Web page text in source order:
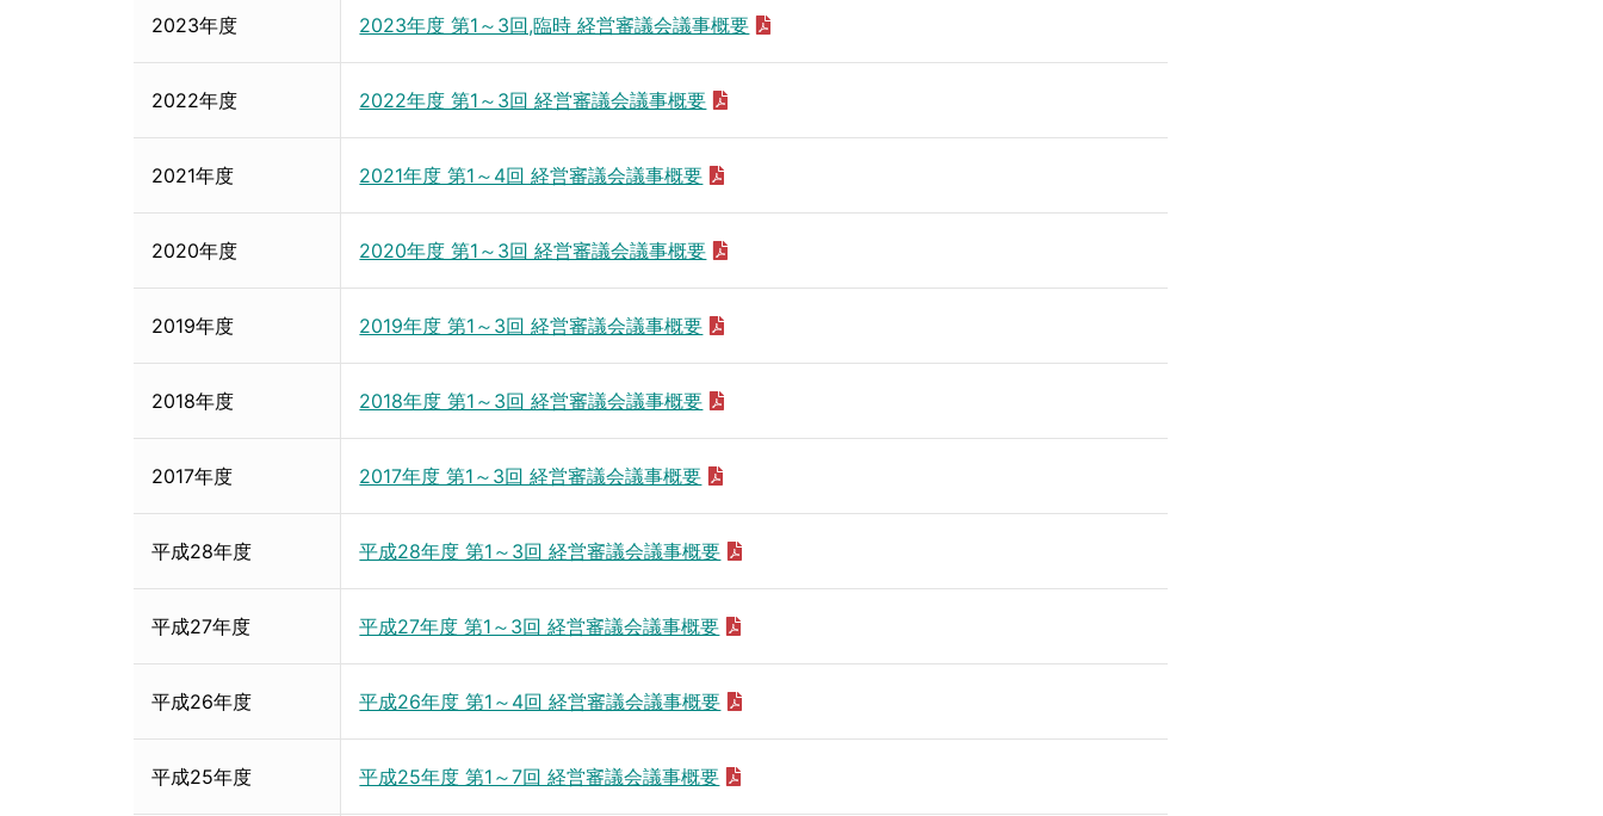
2023年度 2023年度 第1～3回,臨時 経営審議会議事概要
2022年度 2022年度 第1～3回 経営審議会議事概要
2021年度 2021年度 第1～4回 経営審議会議事概要
2020年度 2020年度 第1～3回 経営審議会議事概要
2019年度 2019年度 第1～3回 経営審議会議事概要
2018年度 2018年度 第1～3回 経営審議会議事概要
2017年度 2017年度 第1～3回 経営審議会議事概要
平成28年度 平成28年度 第1～3回 経営審議会議事概要
平成27年度 平成27年度 第1～3回 経営審議会議事概要
平成26年度 平成26年度 第1～4回 経営審議会議事概要
平成25年度 平成25年度 第1～7回 経営審議会議事概要